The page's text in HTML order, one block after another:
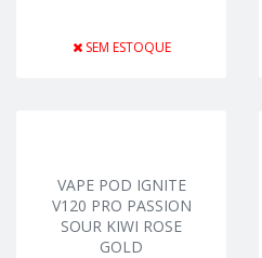
SEM ESTOQUE
VAPE POD IGNITE
V120 PRO PASSION
SOUR KIWI ROSE
GOLD